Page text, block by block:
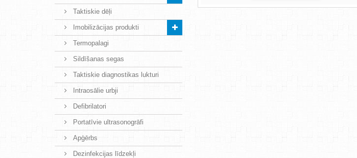
Taktiskie dēļi
Imobilizācijas produkti
Termopalagi
Sildīšanas segas
Taktiskie diagnostikas lukturi
Intraosālie urbji
Defibrilatori
Portatīvie ultrasonogrāfi
Apģērbs
Dezinfekcijas līdzekļi